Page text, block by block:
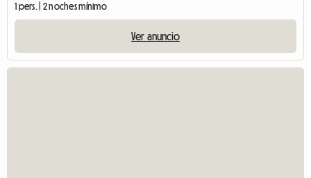
1 pers. | 2 noches mínimo
Ver anuncio